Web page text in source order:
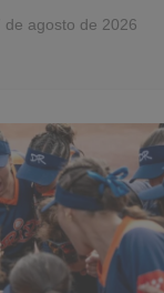
de agosto de 2026